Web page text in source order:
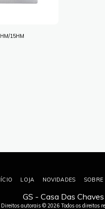
15HM
GS - Casa Das Chaves
Direitos autorais © 2026 Todos os direitos
LOJA NOVIDADES SOBRE